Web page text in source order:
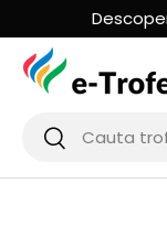
MERGI LA
Cauta
Cauta